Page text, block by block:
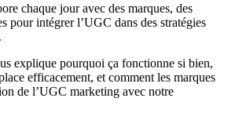
chaque jour avec des marques, des
pour intégrer l’UGC dans des stratégies
explique pourquoi ça fonctionne si bien,
efficacement, et comment les marques
de l’UGC marketing avec notre